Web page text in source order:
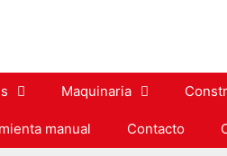
Maquinaria
manual Contacto